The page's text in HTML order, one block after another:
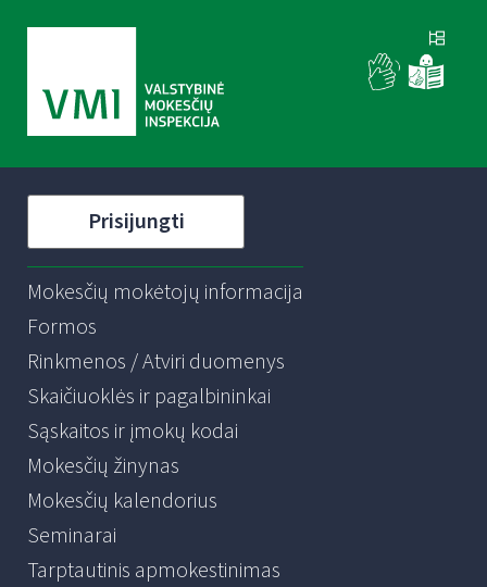
Prisijungti
Mokesčių mokėtojų informacija
Formos
Rinkmenos / Atviri duomenys
Skaičiuoklės ir pagalbininkai
Sąskaitos ir įmokų kodai
Mokesčių žinynas
Mokesčių kalendorius
Seminarai
Tarptautinis apmokestinimas